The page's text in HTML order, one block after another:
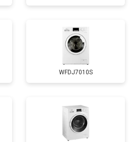
от 2800 ₽ Заказать
от 3800 ₽ Заказать
от 2200 ₽ Заказать
от 2300 ₽
от 3600 ₽ Заказать
WFDJ7010S